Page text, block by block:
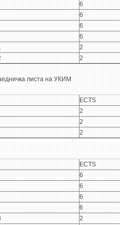
6
6
6
6
2
2
листа на УКИМ
ECTS
2
2
2
ECTS
6
6
6
6
2